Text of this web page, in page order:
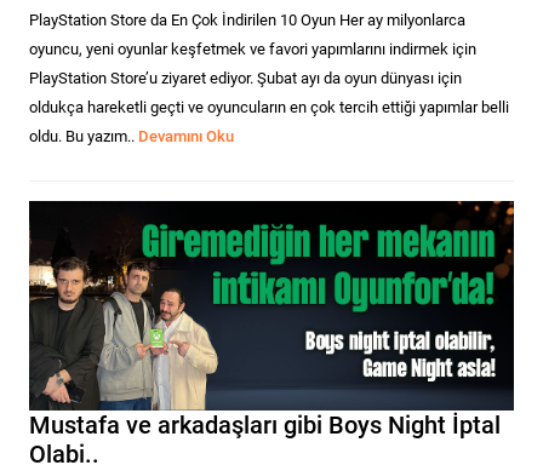
PlayStation Store da En Çok İndirilen 10 Oyun Her ay milyonlarca
oyuncu, yeni oyunlar keşfetmek ve favori yapımlarını indirmek için
PlayStation Store’u ziyaret ediyor. Şubat ayı da oyun dünyası için
oldukça hareketli geçti ve oyuncuların en çok tercih ettiği yapımlar belli
oldu. Bu yazım.. Devamını Oku
Mustafa ve arkadaşları gibi Boys Night İptal
Olabi..